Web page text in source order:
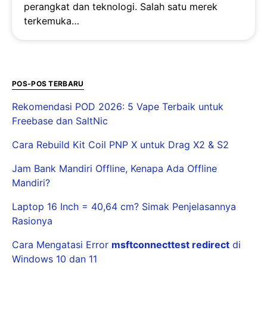
perangkat dan teknologi. Salah satu merek
terkemuka…
POS-POS TERBARU
Rekomendasi POD 2026: 5 Vape Terbaik untuk
Freebase dan SaltNic
Cara Rebuild Kit Coil PNP X untuk Drag X2 & S2
Jam Bank Mandiri Offline, Kenapa Ada Offline
Mandiri?
Laptop 16 Inch = 40,64 cm? Simak Penjelasannya
Rasionya
Cara Mengatasi Error msftconnecttest redirect di
Windows 10 dan 11